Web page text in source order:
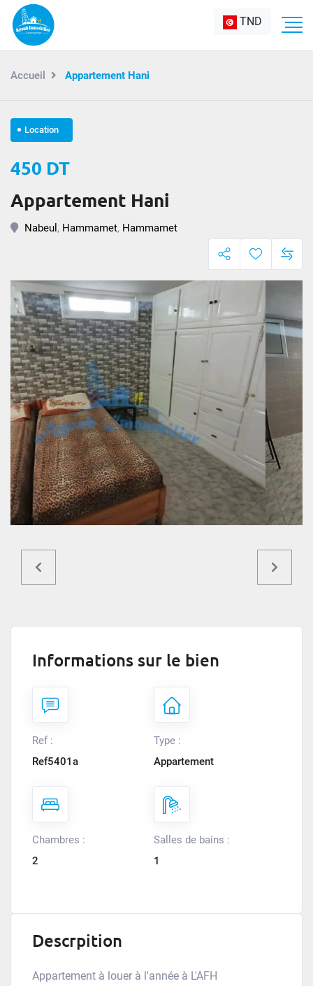
TND
Accueil Appartement Hani
Location
450 DT
Appartement Hani
Nabeul , Hammamet, Hammamet
Informations sur le bien
Ref :
Ref5401a
Type :
Appartement
Chambres :
2
Salles de bains :
1
Descrpition
Appartement à louer à l'année à L'AFH